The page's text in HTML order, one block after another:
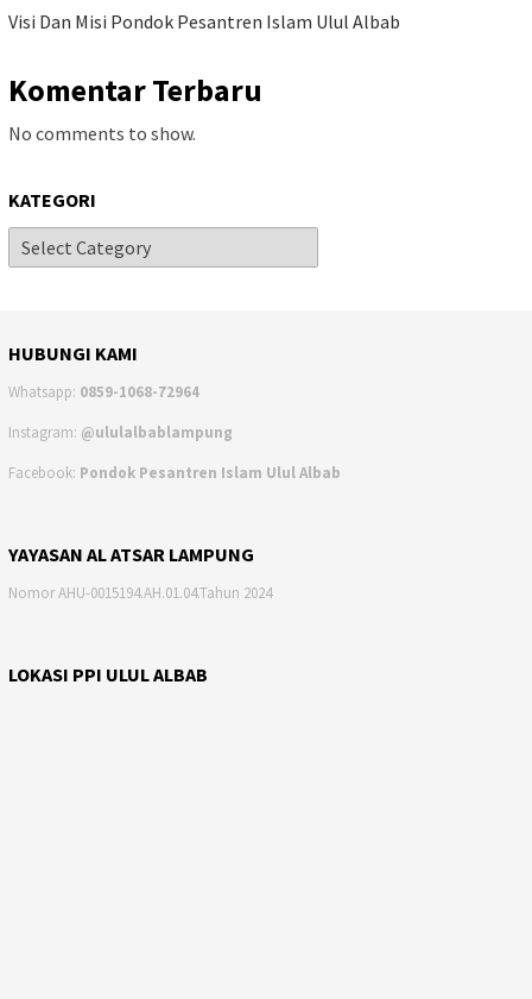
Visi Dan Misi Pondok Pesantren Islam Ulul Albab
Komentar Terbaru
No comments to show.
KATEGORI
HUBUNGI KAMI
Whatsapp: 0859-1068-72964
Instagram: @ululalbablampung
Facebook: Pondok Pesantren Islam Ulul Albab
YAYASAN AL ATSAR LAMPUNG
Nomor AHU-0015194.AH.01.04.Tahun 2024
LOKASI PPI ULUL ALBAB